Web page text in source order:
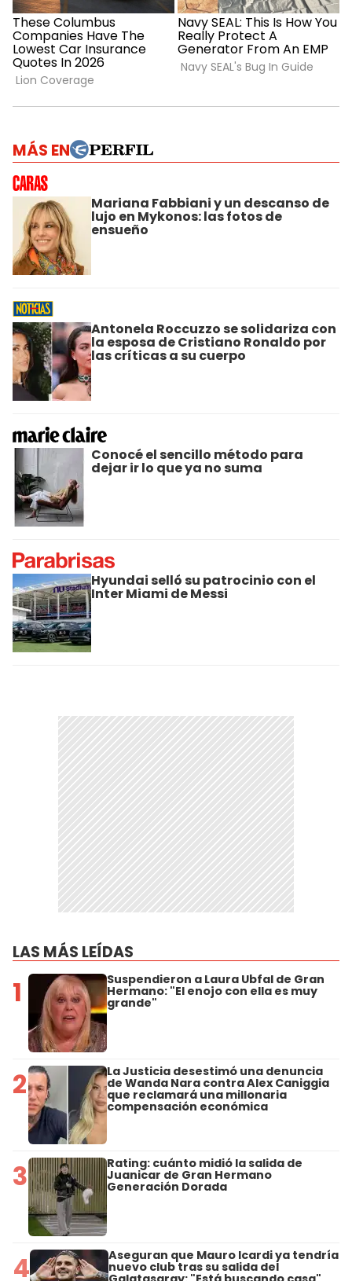
MÁS EN
Mariana Fabbiani y un descanso de
lujo en Mykonos: las fotos de
ensueño
Antonela Roccuzzo se solidariza con
la esposa de Cristiano Ronaldo por
las críticas a su cuerpo
Conocé el sencillo método para
dejar ir lo que ya no suma
Hyundai selló su patrocinio con el
Inter Miami de Messi
LAS MÁS LEÍDAS
1 Suspendieron a Laura Ubfal de Gran
Hermano: "El enojo con ella es muy
grande"
2 La Justicia desestimó una denuncia
de Wanda Nara contra Alex Caniggia
que reclamará una millonaria
compensación económica
3 Rating: cuánto midió la salida de
Juanicar de Gran Hermano
Generación Dorada
4 Aseguran que Mauro Icardi ya tendría
nuevo club tras su salida del